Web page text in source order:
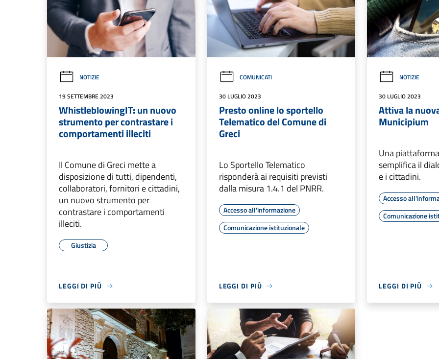
NOTIZIE
19 SETTEMBRE 2023
WhistleblowingIT: un nuovo
strumento per contrastare i
comportamenti illeciti
Il Comune di Greci mette a
disposizione di tutti, dipendenti,
collaboratori, fornitori e cittadini,
un nuovo strumento per
contrastare i comportamenti
illeciti.
Giustizia
LEGGI DI PIÙ
COMUNICATI
30 LUGLIO 2023
Presto online lo sportello
Telematico del Comune di
Greci
Lo Sportello Telematico
risponderà ai requisiti previsti
dalla misura 1.4.1 del PNRR.
Accesso all'informazione
Comunicazione istituzionale
LEGGI DI PIÙ
NOTIZIE
30 LUGLIO 2023
Attiva la
Municipium
Una
semplifica il
e i cittadini.
Accesso
Comunicazione
LEGGI DI PIÙ